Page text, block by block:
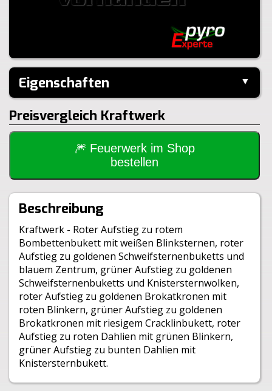
Eigenschaften ▼
Hersteller:
Panda
Performance:
I-Shape
Kaliber:
30mm
Inhalt je Pack:
81 Stück
40m
150sek
Inhalt je VE:
2 Stück
Größe:
34,5x34,5x22,2cm
Gewicht Brutto:
Gewicht Netto:
BAM:
BAM-F2-0543
Preisvergleich Kraftwerk
🎆 Feuerwerk im Shop
bestellen
Beschreibung
Kraftwerk - Roter Aufstieg zu rotem
Bombettenbukett mit weißen Blinksternen, roter
Aufstieg zu goldenen Schweifsternenbuketts und
blauem Zentrum, grüner Aufstieg zu goldenen
Schweifsternenbuketts und Knistersternwolken,
roter Aufstieg zu goldenen Brokatkronen mit
roten Blinkern, grüner Aufstieg zu goldenen
Brokatkronen mit riesigem Cracklinbukett, roter
Aufstieg zu roten Dahlien mit grünen Blinkern,
grüner Aufstieg zu bunten Dahlien mit
Knistersternbukett.